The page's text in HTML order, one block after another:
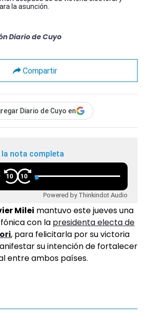
la asunción.
Diario de Cuyo
Compartir
Diario de Cuyo en
la nota completa
10 10
Powered by Thinkindot Audio
Milei mantuvo este jueves una
con la presidenta electa de
, para felicitarla por su victoria
su intención de fortalecer
entre ambos países.